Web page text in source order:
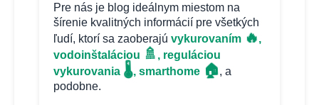
Pre nás je blog ideálnym miestom na
šírenie kvalitných informácií pre všetkých
ľudí, ktorí sa zaoberajú vykurovaním 🔥,
vodoinštaláciou 🚿, reguláciou
vykurovania 🌡️, smarthome 🏠, a
podobne.